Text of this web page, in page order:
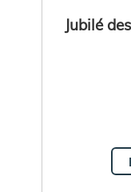
Jubilé